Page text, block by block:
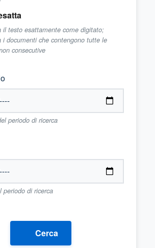
il testo esattamente come digitato;
i documenti che contengono tutte le
consecutive
periodo di ricerca
periodo di ricerca
Cerca